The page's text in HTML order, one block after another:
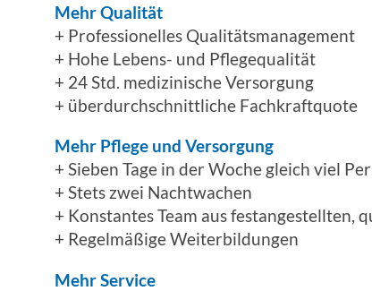
Mehr Qualität
+ Professionelles Qualitätsmanagement
+ Hohe Lebens- und Pflegequalität
+ 24 Std. medizinische Versorgung
+ überdurchschnittliche Fachkraftquote
Mehr Pflege und Versorgung
+ Sieben Tage in der Woche gleich viel
+ Stets zwei Nachtwachen
+ Konstantes Team aus
+ Regelmäßige Weiterbildungen
Mehr Service